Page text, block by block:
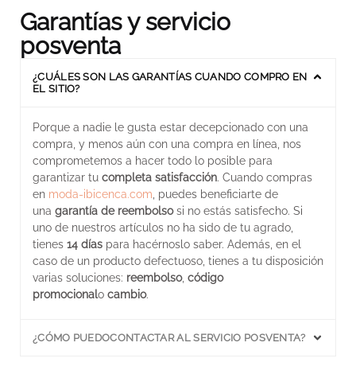
Garantías y servicio
posventa
¿CUÁLES SON LAS GARANTÍAS CUANDO COMPRO EN
EL SITIO?
Porque a nadie le gusta estar decepcionado con una
compra, y menos aún con una compra en línea, nos
comprometemos a hacer todo lo posible para
garantizar tu completa satisfacción. Cuando compras
en moda-ibicenca.com, puedes beneficiarte de
una garantía de reembolsosi no estás satisfecho. Si
uno de nuestros artículos no ha sido de tu agrado,
tienes 14 días para hacérnoslo saber. Además, en el
caso de un producto defectuoso, tienes a tu disposición
varias soluciones: reembolso, código
promocionalo cambio.
¿CÓMO PUEDOCONTACTAR AL SERVICIO POSVENTA?